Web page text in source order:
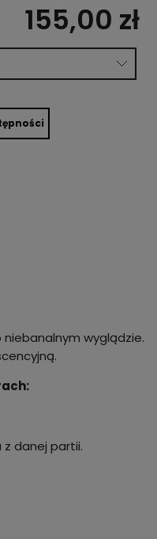
155,00 zł
wyglądzie.
z danej partii.